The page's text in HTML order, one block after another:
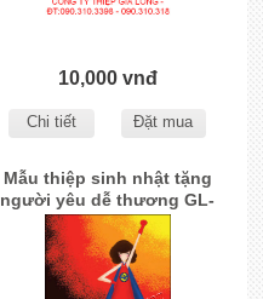
10,000 vnđ
Chi tiết Đặt mua
Mẫu thiệp sinh nhật tặng
người yêu dễ thương GL-
1271